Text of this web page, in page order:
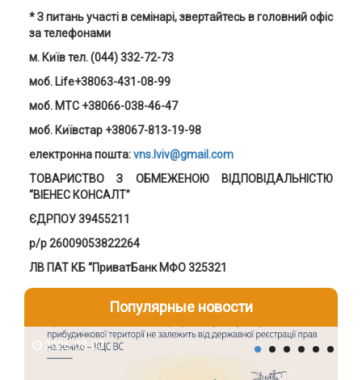
* З питань участі в семінарі, звертайтесь в головний офіс
за телефонами
м. Київ тел. (044) 332-72-73
моб. Life+38063-431-08-99
моб. MTC +38066-038-46-47
моб. Київстар +38067-813-19-98
електронна пошта:vns.lviv@gmail.com
ТОВАРИСТВО З ОБМЕЖЕНОЮ ВІДПОВІДАЛЬНІСТЮ
“ВІЕНЕС КОНСАЛТ”
ЄДРПОУ 39455211
р/р 26009053822264
ЛВ ПАТ КБ “ПриватБанк МФО 325321
Популярные новости
2026-08-07